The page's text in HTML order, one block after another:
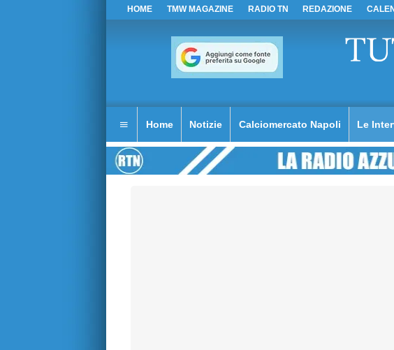
HOME TMW MAGAZINE RADIO TN REDAZIONE
Home Notizie Calciomercato Napoli Le